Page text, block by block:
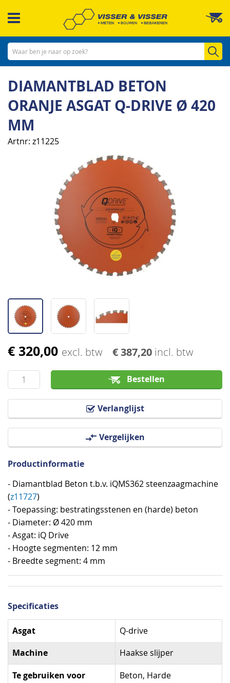
naar
inhoud
DIAMANTBLAD BETON
ORANJE ASGAT Q-DRIVE Ø 420
MM
Artnr z11225
€ 320,00 excl. btw € 387,20 incl. btw
Bestellen
Verlanglijst
Vergelijken
afbeeldingen-
Ga
het
begin
van
Productinformatie
- Diamantblad Beton t.b.v. iQMS362 steenzaagmachine
(z11727)
- Toepassing: bestratingsstenen en (harde) beton
- Diameter: Ø 420 mm
- Asgat: iQ Drive
- Hoogte segmenten: 12 mm
- Breedte segment: 4 mm
Specificaties
Specificaties
Asgat Q-drive
Machine Haakse slijper
Te gebruiken voor
Beton, Harde